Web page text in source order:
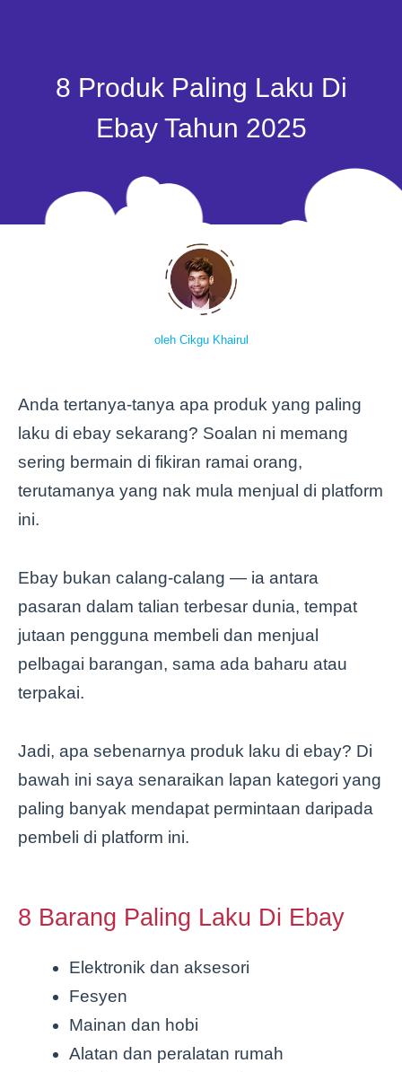
8 Produk Paling Laku Di
Ebay Tahun 2025
oleh Cikgu Khairul
Anda tertanya-tanya apa produk yang paling
laku di ebay sekarang? Soalan ni memang
sering bermain di fikiran ramai orang,
terutamanya yang nak mula menjual di platform
ini.
Ebay bukan calang-calang — ia antara
pasaran dalam talian terbesar dunia, tempat
jutaan pengguna membeli dan menjual
pelbagai barangan, sama ada baharu atau
terpakai.
Jadi, apa sebenarnya produk laku di ebay? Di
bawah ini saya senaraikan lapan kategori yang
paling banyak mendapat permintaan daripada
pembeli di platform ini.
8 Barang Paling Laku Di Ebay
Elektronik dan aksesori
Fesyen
Mainan dan hobi
Alatan dan peralatan rumah